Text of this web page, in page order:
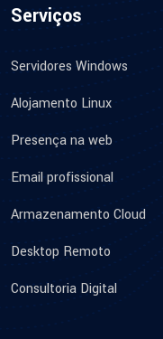
Serviços
Servidores Windows
Alojamento Linux
Presença na web
Email profissional
Armazenamento Cloud
Desktop Remoto
Consultoria Digital